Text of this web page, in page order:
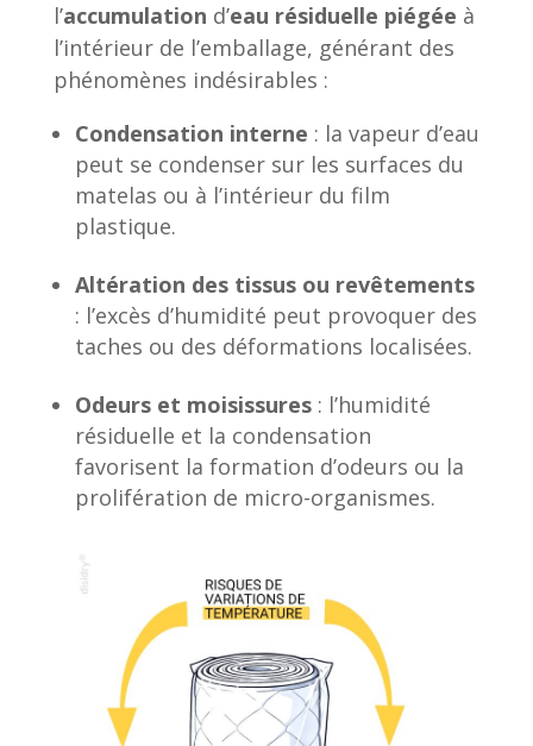
l’accumulation d’eau résiduelle piégée à
l’intérieur de l’emballage, générant des
phénomènes indésirables :
Condensation interne : la vapeur d’eau
peut se condenser sur les surfaces du
matelas ou à l’intérieur du film
plastique.
Altération des tissus ou revêtements
: l’excès d’humidité peut provoquer des
taches ou des déformations localisées.
Odeurs et moisissures: l’humidité
résiduelle et la condensation
favorisent la formation d’odeurs ou la
prolifération de micro-organismes.